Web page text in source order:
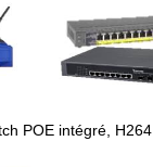
POE intégré,